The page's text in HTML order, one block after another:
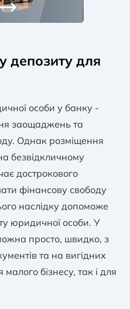
депозиту для
особи у банку -
заощаджень та
Однак розміщення
безвідкличному
дострокового
фінансову свободу
наслідку допоможе
юридичної особи. У
просто, швидко, з
та на вигідних
бізнесу, так і для